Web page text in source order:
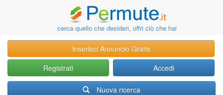
cerca quello che desideri, offri ciò che hai
Inserisci Annuncio Gratis
Registrati
Accedi
Nuova ricerca